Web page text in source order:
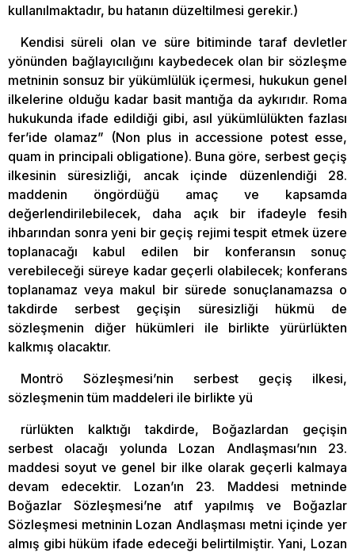
kullanılmaktadır, bu hatanın düzeltilmesi gerekir.)
Kendisi süreli olan ve süre bitiminde taraf devletler
yönünden bağlayıcılığını kaybedecek olan bir sözleşme
metninin sonsuz bir yükümlülük içermesi, hukukun genel
ilkelerine olduğu kadar basit mantığa da aykırıdır. Roma
hukukunda ifade edildiği gibi, asıl yükümlülükten fazlası
fer’ide olamaz” (Non plus in accessione potest esse,
quam in principali obligatione). Buna göre, serbest geçiş
ilkesinin süresizliği, ancak içinde düzenlendiği 28.
maddenin öngördüğü amaç ve kapsamda
değerlendirilebilecek, daha açık bir ifadeyle fesih
ihbarından sonra yeni bir geçiş rejimi tespit etmek üzere
toplanacağı kabul edilen bir konferansın sonuç
verebileceği süreye kadar geçerli olabilecek; konferans
toplanamaz veya makul bir sürede sonuçlanamazsa o
takdirde serbest geçişin süresizliği hükmü de
sözleşmenin diğer hükümleri ile birlikte yürürlükten
kalkmış olacaktır.
Montrö Sözleşmesi’nin serbest geçiş ilkesi,
sözleşmenin tüm maddeleri ile birlikte yü
rürlükten kalktığı takdirde, Boğazlardan geçişin
serbest olacağı yolunda Lozan Andlaşması’nın 23.
maddesi soyut ve genel bir ilke olarak geçerli kalmaya
devam edecektir. Lozan’ın 23. Maddesi metninde
Boğazlar Sözleşmesi’ne atıf yapılmış ve Boğazlar
Sözleşmesi metninin Lozan Andlaşması metni içinde yer
almış gibi hüküm ifade edeceği belirtilmiştir. Yani, Lozan